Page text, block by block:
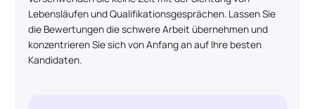
Lebensläufen und Qualifikationsgesprächen. Lassen Sie
die Bewertungen die schwere Arbeit übernehmen und
konzentrieren Sie sich von Anfang an auf Ihre besten
Kandidaten.